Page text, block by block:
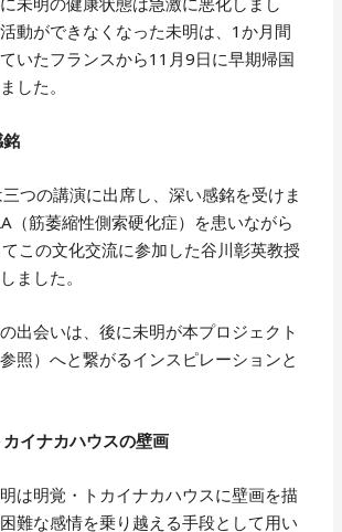
動ができなくなった未明は、1か月間
いたフランスから11月9日に早期帰国
した。
つの講演に出席し、深い感銘を受けま
（筋萎縮性側索硬化症）を患いながら
この文化交流に参加した谷川彰英教授
ました。
出会いは、後に未明が本プロジェクト
照）へと繋がるインスピレーションと
イナカハウスの壁画
は明覚・トカイナカハウスに壁画を描
難な感情を乗り越える手段として用い